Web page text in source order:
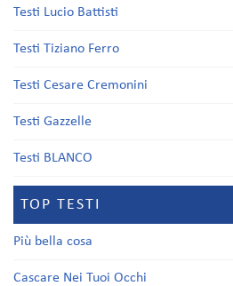
Testi Lucio Battisti
Testi Tiziano Ferro
Testi Cesare Cremonini
Testi Gazzelle
Testi BLANCO
TOP TESTI
Più bella cosa
Cascare Nei Tuoi Occhi